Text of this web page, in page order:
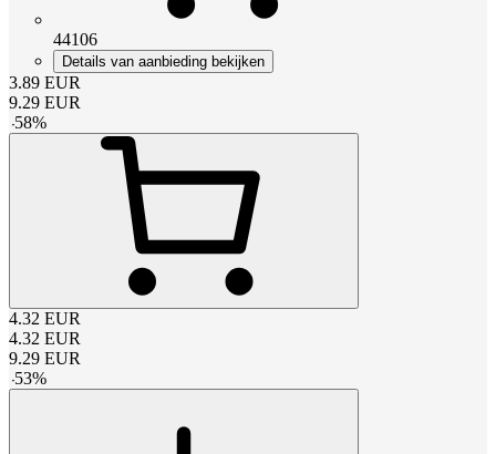
44106
Details van aanbieding bekijken
3.89 EUR
9.29 EUR
-58%
4.32 EUR
4.32 EUR
9.29 EUR
-53%